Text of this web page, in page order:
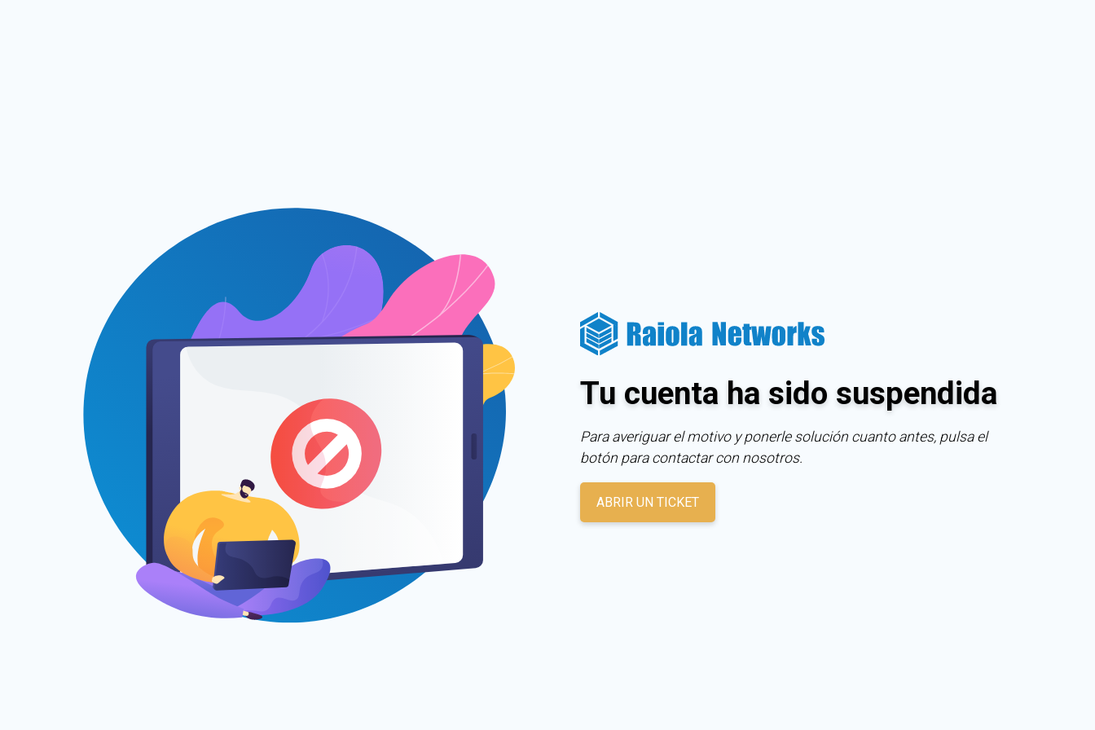
Tu cuenta ha sido suspendida
Para averiguar el motivo y ponerle solución cuanto antes, pulsa el
botón para contactar con nosotros.
ABRIR UN TICKET